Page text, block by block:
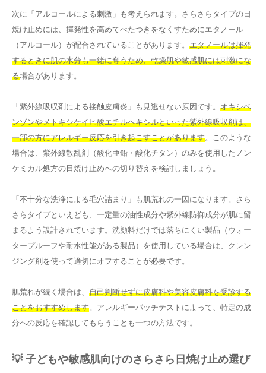
次に「アルコールによる刺激」も考えられます。さらさらタイプの日
焼け止めには、揮発性を高めてべたつきをなくすためにエタノール
（アルコール）が配合されていることがあります。 エタノールは揮発
するときに肌の水分も一緒に奪うため、乾燥肌や敏感肌には刺激にな
る場合があります。
「紫外線吸収剤による接触皮膚炎」も見逃せない原因です。 オキシベ
ンゾンやメトキシケイヒ酸エチルヘキシルといった紫外線吸収剤は、
一部の方にアレルギー反応を引き起こすことがあります。このような
場合は、紫外線散乱剤（酸化亜鉛・酸化チタン）のみを使用したノン
ケミカル処方の日焼け止めへの切り替えを検討しましょう。
「不十分な洗浄による毛穴詰まり」も肌荒れの一因になります。さら
さらタイプといえども、一定量の油性成分や紫外線防御成分が肌に留
まるよう設計されています。洗顔料だけでは落ちにくい製品（ウォー
タープルーフや耐水性能がある製品）を使用している場合は、クレン
ジング剤を使って適切にオフすることが必要です。
肌荒れが続く場合は、 自己判断せずに皮膚科や美容皮膚科を受診する
ことをおすすめします。アレルギーパッチテストによって、特定の成
分への反応を確認してもらうことも一つの方法です。
💡 子どもや敏感肌向けのさらさら日焼け止め選び